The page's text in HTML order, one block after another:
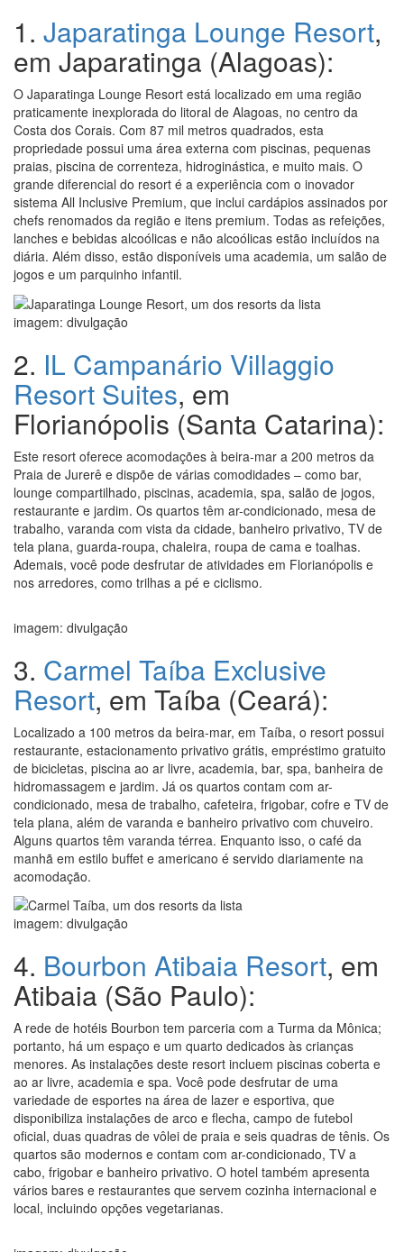
1. Japaratinga Lounge Resort,
em Japaratinga (Alagoas):
O Japaratinga Lounge Resort está localizado em uma região
praticamente inexplorada do litoral de Alagoas, no centro da
Costa dos Corais. Com 87 mil metros quadrados, esta
propriedade possui uma área externa com piscinas, pequenas
praias, piscina de correnteza, hidroginástica, e muito mais. O
grande diferencial do resort é a experiência com o inovador
sistema All Inclusive Premium, que inclui cardápios assinados por
chefs renomados da região e itens premium. Todas as refeições,
lanches e bebidas alcoólicas e não alcoólicas estão incluídos na
diária. Além disso, estão disponíveis uma academia, um salão de
jogos e um parquinho infantil.
imagem: divulgação
2. IL Campanário Villaggio
Resort Suites, em
Florianópolis (Santa Catarina):
Este resort oferece acomodações à beira-mar a 200 metros da
Praia de Jurerê e dispõe de várias comodidades – como bar,
lounge compartilhado, piscinas, academia, spa, salão de jogos,
restaurante e jardim. Os quartos têm ar-condicionado, mesa de
trabalho, varanda com vista da cidade, banheiro privativo, TV de
tela plana, guarda-roupa, chaleira, roupa de cama e toalhas.
Ademais, você pode desfrutar de atividades em Florianópolis e
nos arredores, como trilhas a pé e ciclismo.
imagem: divulgação
3. Carmel Taíba Exclusive
Resort, em Taíba (Ceará):
Localizado a 100 metros da beira-mar, em Taíba, o resort possui
restaurante, estacionamento privativo grátis, empréstimo gratuito
de bicicletas, piscina ao ar livre, academia, bar, spa, banheira de
hidromassagem e jardim. Já os quartos contam com ar-
condicionado, mesa de trabalho, cafeteira, frigobar, cofre e TV de
tela plana, além de varanda e banheiro privativo com chuveiro.
Alguns quartos têm varanda térrea. Enquanto isso, o café da
manhã em estilo buffet e americano é servido diariamente na
acomodação.
imagem: divulgação
4. Bourbon Atibaia Resort, em
Atibaia (São Paulo):
A rede de hotéis Bourbon tem parceria com a Turma da Mônica;
portanto, há um espaço e um quarto dedicados às crianças
menores. As instalações deste resort incluem piscinas coberta e
ao ar livre, academia e spa. Você pode desfrutar de uma
variedade de esportes na área de lazer e esportiva, que
disponibiliza instalações de arco e flecha, campo de futebol
oficial, duas quadras de vôlei de praia e seis quadras de tênis. Os
quartos são modernos e contam com ar-condicionado, TV a
cabo, frigobar e banheiro privativo. O hotel também apresenta
vários bares e restaurantes que servem cozinha internacional e
local, incluindo opções vegetarianas.